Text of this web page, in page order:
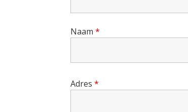
Naam*
Adres*